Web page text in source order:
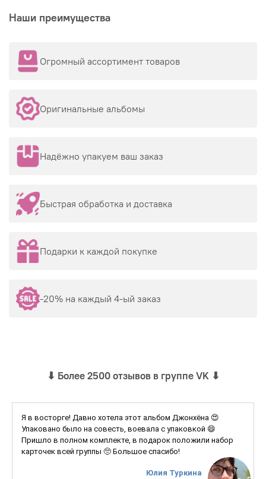
Наши преимущества
Огромный ассортимент товаров
Оригинальные альбомы
Надёжно упакуем ваш заказ
Быстрая обработка и доставка
Подарки к каждой покупке
-20% на каждый 4-ый заказ
⬇ Более 2500 отзывов в группе VK ⬇
Юлия Туркина
Я в восторге! Давно хотела этот альбом Джонхёна 😍
Упаковано было на совесть, воевала с упаковкой 😄
Пришло в полном комплекте, в подарок положили набор
карточек всей группы 🥺 Большое спасибо!